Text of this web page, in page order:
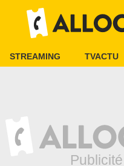
STREAMING TVACTU